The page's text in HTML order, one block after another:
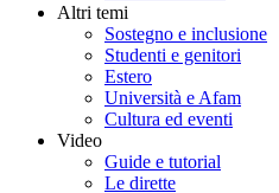
Altri temi
Sostegno e inclusione
Studenti e genitori
Estero
Università e Afam
Cultura ed eventi
Video
Guide e tutorial
Le dirette